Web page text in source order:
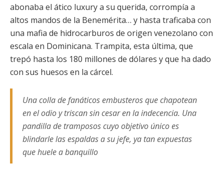
abonaba el ático luxury a su querida, corrompía a
altos mandos de la Benemérita… y hasta traficaba con
una mafia de hidrocarburos de origen venezolano con
escala en Dominicana. Trampita, esta última, que
trepó hasta los 180 millones de dólares y que ha dado
con sus huesos en la cárcel.
Una colla de fanáticos embusteros que chapotean
en el odio y triscan sin cesar en la indecencia. Una
pandilla de tramposos cuyo objetivo único es
blindarle las espaldas a su jefe, ya tan expuestas
que huele a banquillo